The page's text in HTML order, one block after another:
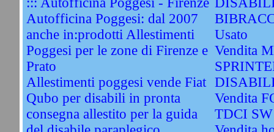
Autofficina Poggesi: dal 2007
anche in:prodotti Allestimenti
Poggesi per le zone di Firenze e
Prato
Allestimenti poggesi vende Fiat
Qubo per disabili in pronta
consegna allestito per la guida
Usato
Vendita
Vendita
TDCI